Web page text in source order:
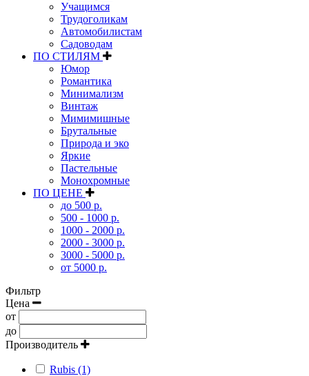
Учащимся
Трудоголикам
Автомобилистам
Садоводам
ПО СТИЛЯМ
Юмор
Романтика
Минимализм
Винтаж
Мимимишные
Брутальные
Природа и эко
Яркие
Пастельные
Монохромные
ПО ЦЕНЕ
до 500 р.
500 - 1000 р.
1000 - 2000 р.
2000 - 3000 р.
3000 - 5000 р.
от 5000 р.
Фильтр
Цена
от
до
Производитель
Rubis (1)